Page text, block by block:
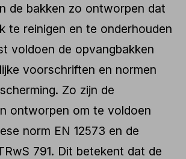
de bakken zo ontworpen dat
te reinigen en te onderhouden
voldoen de opvangbakken
voorschriften en normen
Zo zijn de
ontworpen om te voldoen
norm EN 12573 en de
791. Dit betekent dat de